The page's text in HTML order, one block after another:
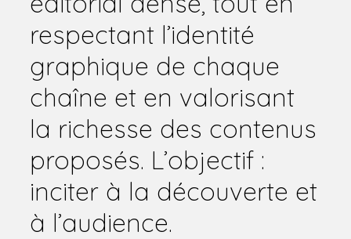
respectant l’identité
graphique de chaque
chaîne et en valorisant
la richesse des contenus
proposés. L’objectif :
inciter à la découverte et
à l’audience.